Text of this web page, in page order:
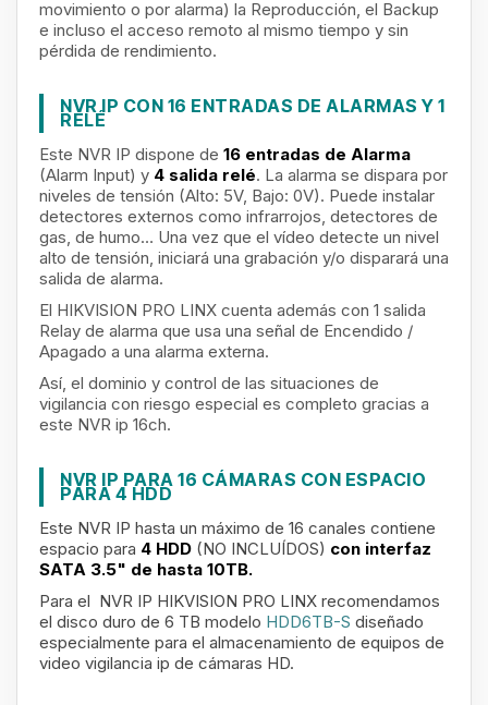
movimiento o por alarma) la Reproducción, el Backup
e incluso el acceso remoto al mismo tiempo y sin
pérdida de rendimiento.
NVR IP CON 16 ENTRADAS DE ALARMAS Y 1
RELÉ
Este NVR IP dispone de 16 entradas de Alarma
(Alarm Input) y 4 salida relé. La alarma se dispara por
niveles de tensión (Alto: 5V, Bajo: 0V). Puede instalar
detectores externos como infrarrojos, detectores de
gas, de humo… Una vez que el vídeo detecte un nivel
alto de tensión, iniciará una grabación y/o disparará una
salida de alarma.
El HIKVISION PRO LINX cuenta además con 1 salida
Relay de alarma que usa una señal de Encendido /
Apagado a una alarma externa.
Así, el dominio y control de las situaciones de
vigilancia con riesgo especial es completo gracias a
este NVR ip 16ch.
NVR IP PARA 16 CÁMARAS CON ESPACIO
PARA 4 HDD
Este NVR IP hasta un máximo de 16 canales contiene
espacio para 4 HDD (NO INCLUÍDOS) con interfaz
SATA 3.5" de hasta 10TB.
Para el NVR IP HIKVISION PRO LINX recomendamos
el disco duro de 6 TB modelo HDD6TB-S diseñado
especialmente para el almacenamiento de equipos de
video vigilancia ip de cámaras HD.